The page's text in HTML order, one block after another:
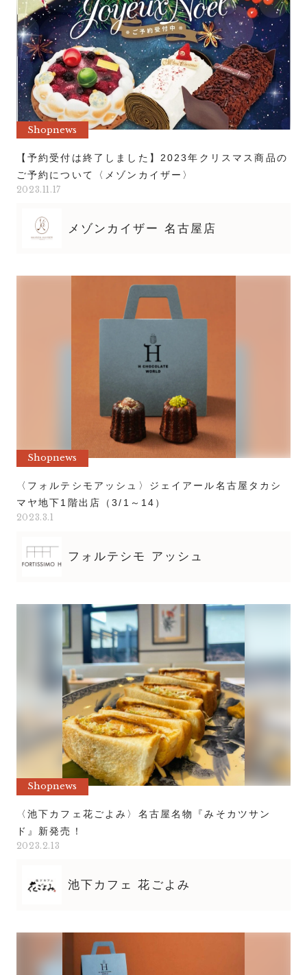
Shopnews
【予約受付は終了しました】2023年クリスマス商品の
ご予約について〈メゾンカイザー〉
2023.11.17
メゾンカイザー 名古屋店
Shopnews
〈フォルテシモアッシュ〉ジェイアール名古屋タカシ
マヤ地下1階出店（3/1～14）
2023.3.1
フォルテシモ アッシュ
Shopnews
〈池下カフェ花ごよみ〉名古屋名物『みそカツサン
ド』新発売！
2023.2.13
池下カフェ 花ごよみ